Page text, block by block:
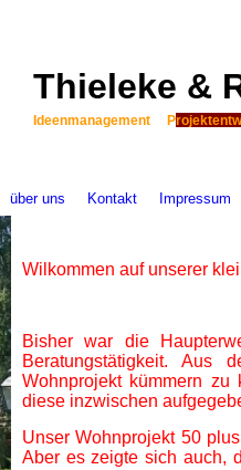
Thieleke &
Ideenmanagement P
über uns Kontakt Impressum
Wilkommen auf unserer
Bisher war die
Beratungstätigkeit.
Wohnprojekt kümmern
diese inzwischen
Unser Wohnprojekt 50
Aber es zeigte sich auch,